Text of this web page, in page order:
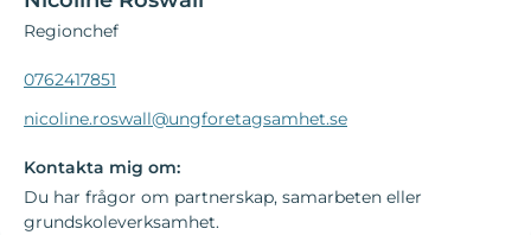
Regionchef
0762417851
nicoline.roswall@ungforetagsamhet.se
Kontakta mig om:
Du har frågor om partnerskap, samarbeten eller
grundskoleverksamhet.